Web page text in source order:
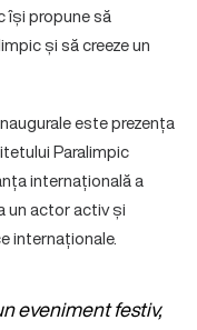
își propune să
și să creeze un
este prezența
Paralimpic
internațională a
un actor activ și
internaționale.
eveniment festiv,